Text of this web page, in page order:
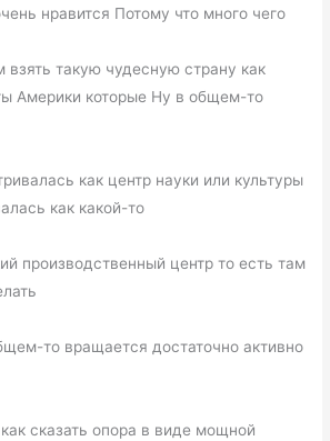
нравится Потому что много чего
взять такую чудесную страну как
Америки которые Ну в общем-то
как центр науки или культуры
как какой-то
производственный центр то есть там
то вращается достаточно активно
сказать опора в виде мощной